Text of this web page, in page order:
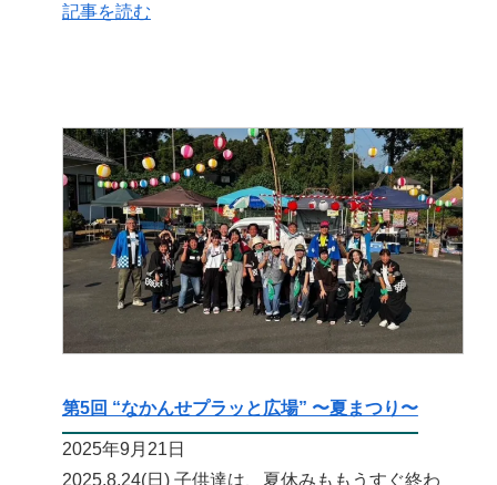
記事を読む
第5回 “なかんせプラッと広場” 〜夏まつり〜
2025年9月21日
2025.8.24(日) 子供達は、夏休みももうすぐ終わ